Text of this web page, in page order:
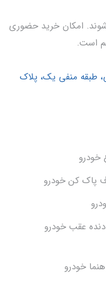
امکان خرید حضوری
است.
طبقه منفی یک، پلاک
خودرو
پاک کن خودرو
عقب خودرو
خودرو